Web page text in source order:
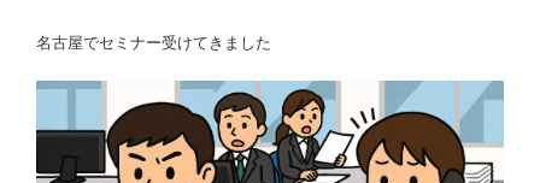
名古屋でセミナー受けてきました